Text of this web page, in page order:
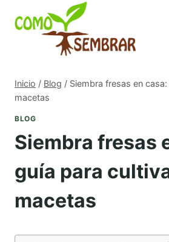
Inicio / Blog / Siembra fresas en
macetas
BLOG
Siembra fresas
guía para
macetas